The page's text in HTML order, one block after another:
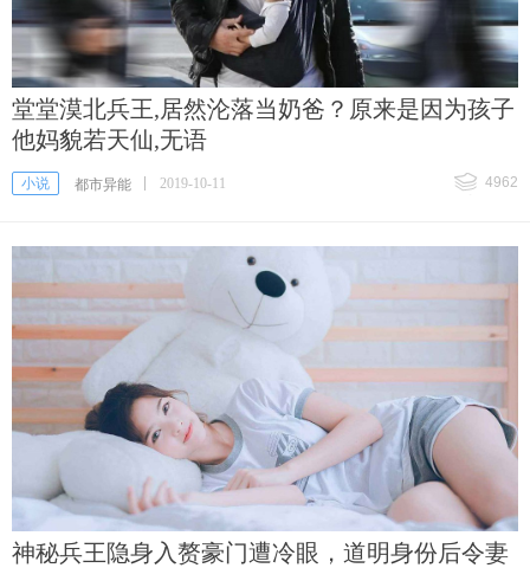
堂堂漠北兵王,居然沦落当奶爸？原来是因为孩子
他妈貌若天仙,无语
小说 都市异能 2019-10-11 4962
神秘兵王隐身入赘豪门遭冷眼，道明身份后令妻